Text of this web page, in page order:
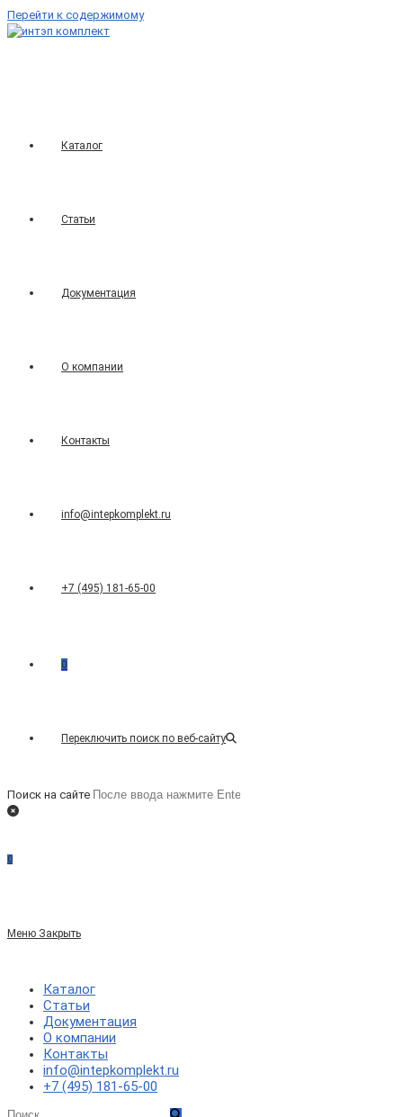
Перейти к содержимому
Каталог
Статьи
Документация
О компании
Контакты
info@intepkomplekt.ru
+7 (495) 181-65-00
0
Переключить поиск по веб-сайту
Поиск на сайте
0
Меню Закрыть
Каталог
Статьи
Документация
О компании
Контакты
info@intepkomplekt.ru
+7 (495) 181-65-00